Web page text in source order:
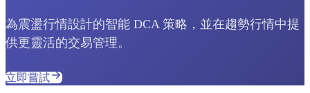
為震盪行情設計的智能 DCA 策略，並在趨勢行情中提
供更靈活的交易管理。
立即嘗試